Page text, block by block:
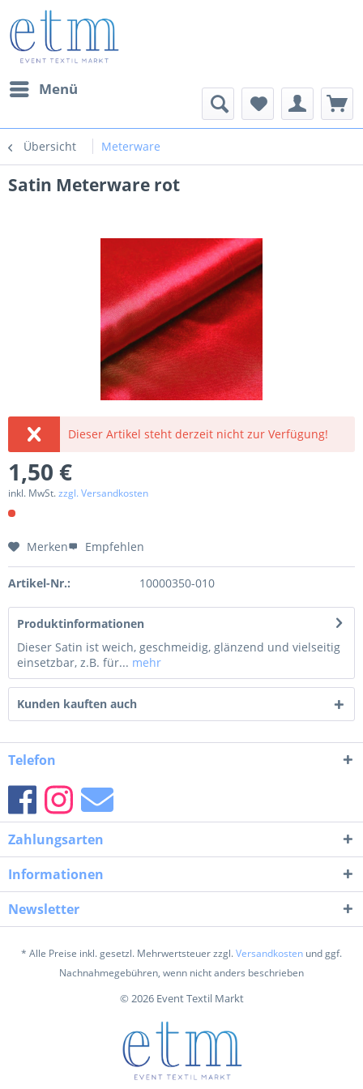
Menü
Übersicht Meterware
Satin Meterware rot
Dieser Artikel steht derzeit nicht zur Verfügung!
1,50 €
inkl. MwSt.zzgl. Versandkosten
Merken Empfehlen
Artikel-Nr.: 10000350-010
Produktinformationen
Dieser Satin ist weich, geschmeidig, glänzend und vielseitig
einsetzbar, z.B. für... mehr
Kunden kauften auch
Telefon
Zahlungsarten
Informationen
Newsletter
* Alle Preise inkl. gesetzl. Mehrwertsteuer zzgl.Versandkosten und ggf.
Nachnahmegebühren, wenn nicht anders beschrieben
© 2026 Event Textil Markt